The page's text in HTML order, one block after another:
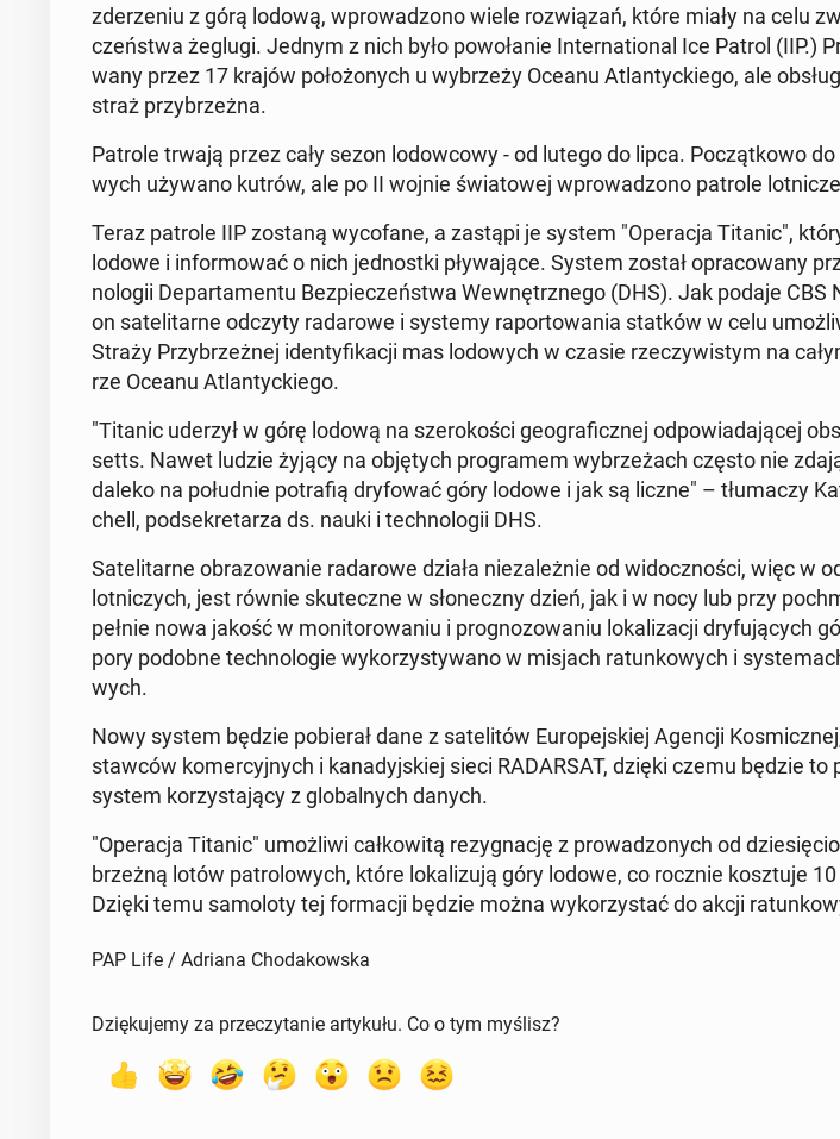
zde­rze­niu z górą lodową, wpro­wa­dzo­no wiele roz­wią­zań, które miały na celu
czeń­stwa żeglugi. Jednym z nich było po­wo­ła­nie In­ter­na­tio­nal Ice Patrol (IIP.)
wa­ny przez 17 krajów po­ło­żo­nych u wy­brze­ży Oceanu Atlan­tyc­kie­go, ale
straż przy­brzeż­na.
Patrole trwają przez cały sezon lo­dow­co­wy - od lutego do lipca. Po­cząt­ko­wo
wych używano kutrów, ale po II wojnie świa­to­wej wpro­wa­dzo­no patrole
Teraz patrole IIP zostaną wy­co­fa­ne, a zastąpi je system "Ope­ra­cja Titanic",
lodowe i in­for­mo­wać o nich jed­nost­ki pły­wa­ją­ce. System został opra­co­wa­ny
no­lo­gii De­par­ta­men­tu Bez­pie­czeń­stwa We­wnętrz­ne­go (DHS). Jak podaje CBS
on sa­te­li­tar­ne odczyty ra­da­ro­we i systemy ra­por­to­wa­nia statków w celu
Straży Przy­brzeż­nej iden­ty­fi­ka­cji mas lo­do­wych w czasie rze­czy­wi­stym na
rze Oceanu Atlan­tyc­kie­go.
"Titanic uderzył w górę lodową na sze­ro­ko­ści geo­gra­ficz­nej od­po­wia­da­ją­cej
setts. Nawet ludzie żyjący na ob­ję­tych pro­gra­mem wy­brze­żach często nie
daleko na po­łu­dnie po­tra­fią dry­fo­wać góry lodowe i jak są liczne" – tłu­ma­czy
chell, pod­se­kre­ta­rza ds. nauki i tech­no­lo­gii DHS.
Sa­te­li­tar­ne ob­ra­zo­wa­nie ra­da­ro­we działa nie­za­leż­nie od wi­docz­no­ści, więc w
lot­ni­czych, jest równie sku­tecz­ne w sło­necz­ny dzień, jak i w nocy lub przy
peł­nie nowa jakość w mo­ni­to­ro­wa­niu i pro­gno­zo­wa­niu lo­ka­li­za­cji dry­fu­ją­cych
pory podobne tech­no­lo­gie wy­ko­rzy­sty­wa­no w misjach ra­tun­ko­wych i
wych.
Nowy system będzie po­bie­rał dane z sa­te­li­tów Eu­ro­pej­skiej Agencji
staw­ców ko­mer­cyj­nych i ka­na­dyj­skiej sieci RA­DAR­SAT, dzięki czemu będzie to
system ko­rzy­sta­ją­cy z glo­bal­nych danych.
"Ope­ra­cja Titanic" umoż­li­wi cał­ko­wi­tą re­zy­gna­cję z pro­wa­dzo­nych od
brzeż­ną lotów pa­tro­lo­wych, które lo­ka­li­zu­ją góry lodowe, co rocznie kosz­tu­je
Dzięki temu sa­mo­lo­ty tej for­ma­cji będzie można wy­ko­rzy­stać do akcji
PAP Life / Adriana Chodakowska
Dziękujemy za przeczytanie artykułu. Co o tym myślisz?